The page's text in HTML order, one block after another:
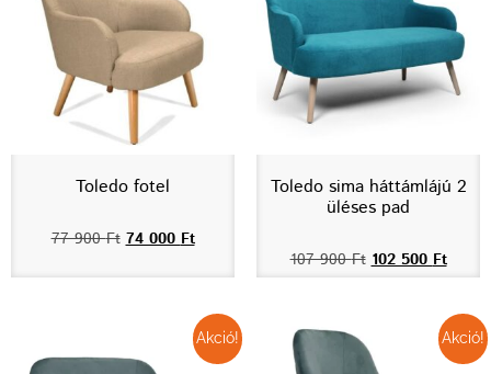
Toledo fotel
77 900Ft 74 000 Ft
Toledo sima háttámlájú 2
üléses pad
107 900Ft 102 500 Ft
Akció! Akció!